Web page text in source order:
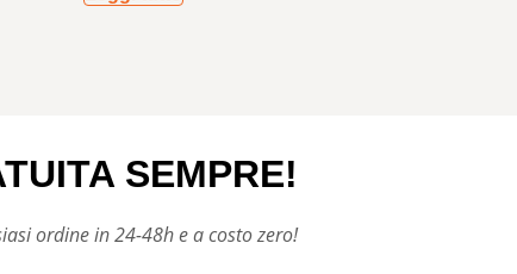
SEMPRE!
ordine in 24-48h e a costo zero!